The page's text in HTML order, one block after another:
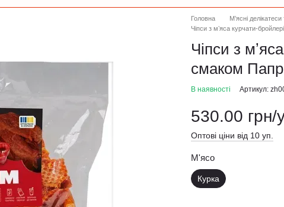
Головна М’ясні
Чіпси з мʼяса курчати-
Чіпси з
смаком
В наявності Артикул:
530.00 грн/
Оптові ціни від 10 уп.
М'ясо
Курка